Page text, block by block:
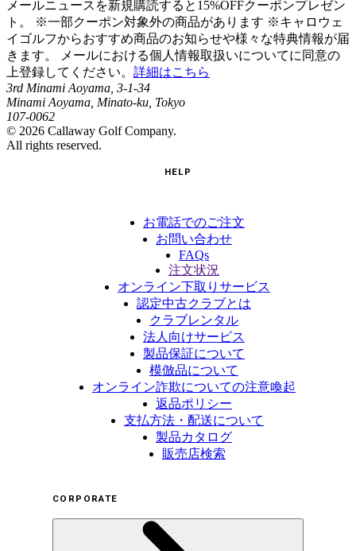
メールニュースを新規購読すると15%OFFクーポンプレゼン
ト。 ※一部クーポン対象外の商品があります ※キャロウェ
イゴルフからおすすめ商品のお知らせや様々な特典情報が届
きます。 メールにおける個人情報取扱いについてに同意の
上登録してください。 詳細はこちら
3rd Minami Aoyama, 3-1-34
Minami Aoyama, Minato-ku, Tokyo
107-0062
© 2026 Callaway Golf Company.
All rights reserved.
HELP
お電話でのご注文
お問い合わせ
FAQs
注文状況
オンライン下取りサービス
認定中古クラブとは
クラブレンタル
法人向けサービス
製品保証について
模倣品について
オンライン詐欺についての注意喚起
返品ポリシー
支払方法・配送について
製品カタログ
販売店検索
CORPORATE